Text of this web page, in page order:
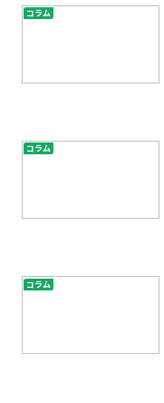
コラム
コラム
コラム